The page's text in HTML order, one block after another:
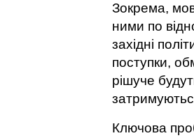
Зокрема,
ними по
західні
поступки,
рішуче
Ключова